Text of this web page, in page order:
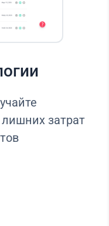
затрат